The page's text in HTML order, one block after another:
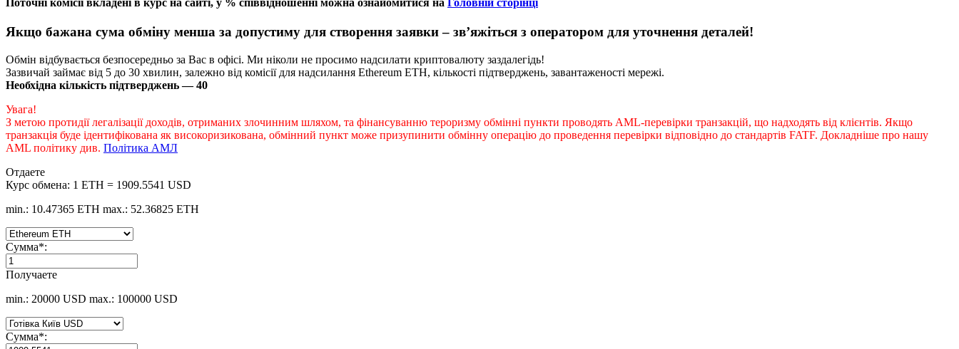
Поточні комісії вкладені в курс на сайті, у % співвідношенні можна ознайомитися на Головній сторінці
Якщо бажана сума обміну менша за допустиму для створення заявки – зв’яжіться з оператором для уточнення деталей!
Обмін відбувається безпосередньо за Вас в офісі. Ми ніколи не просимо надсилати криптовалюту заздалегідь!
Зазвичай займає від 5 до 30 хвилин, залежно від комісії для надсилання Ethereum ETH, кількості підтверджень, завантаженості мережі.
Необхідна кількість підтверджень — 40
Увага!
З метою протидії легалізації доходів, отриманих злочинним шляхом, та фінансуванню тероризму обмінні пункти проводять AML-перевірки транзакцій, що надходять від клієнтів. Якщо
транзакція буде ідентифікована як високоризикована, обмінний пункт може призупинити обмінну операцію до проведення перевірки відповідно до стандартів FATF. Докладніше про нашу
AML політику див. Політика АМЛ
Отдаете
Курс обмена: 1 ETH = 1909.5541 USD
min.: 10.47365 ETH max.: 52.36825 ETH
Сумма*:
Получаете
min.: 20000 USD max.: 100000 USD
Сумма*: